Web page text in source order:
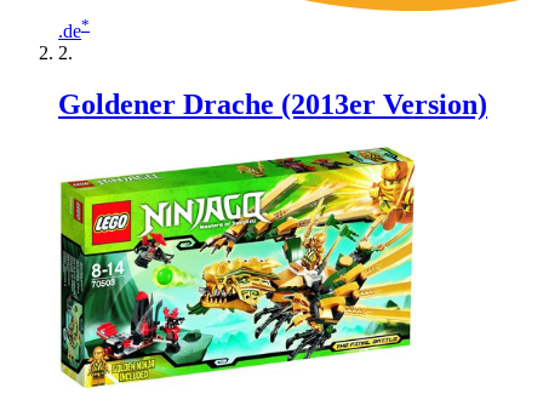
.de*
Goldener Drache (2013er Version)